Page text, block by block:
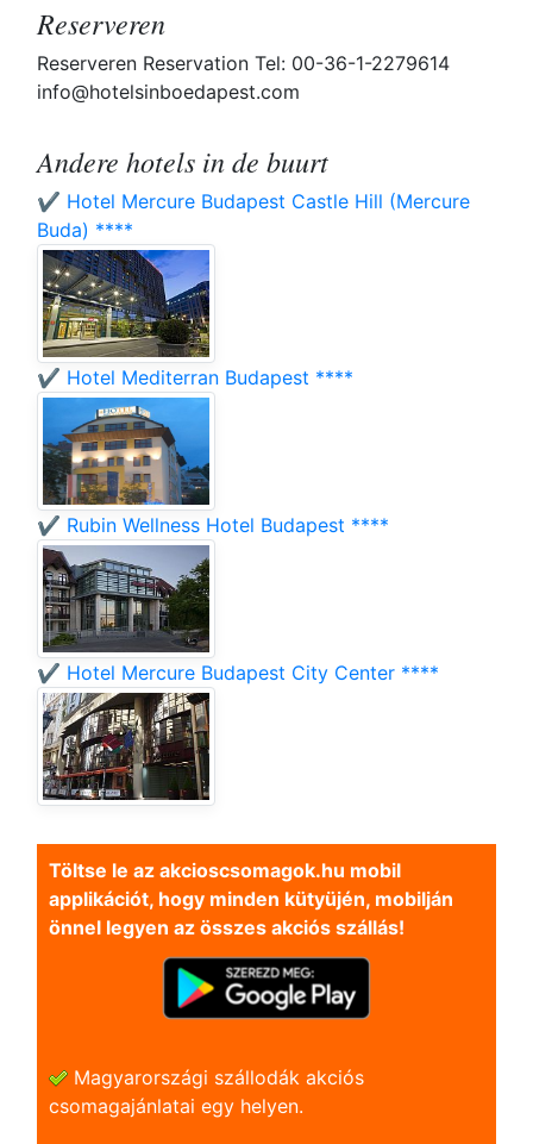
Reserveren
Reserveren Reservation Tel: 00-36-1-2279614
info@hotelsinboedapest.com
Andere hotels in de buurt
✔️ Hotel Mercure Budapest Castle Hill (Mercure
Buda) ****
✔️ Hotel Mediterran Budapest ****
✔️ Rubin Wellness Hotel Budapest ****
✔️ Hotel Mercure Budapest City Center ****
Töltse le az akcioscsomagok.hu mobil
applikációt, hogy minden kütyüjén, mobilján
önnel legyen az összes akciós szállás!
Magyarországi szállodák akciós
csomagajánlatai egy helyen.